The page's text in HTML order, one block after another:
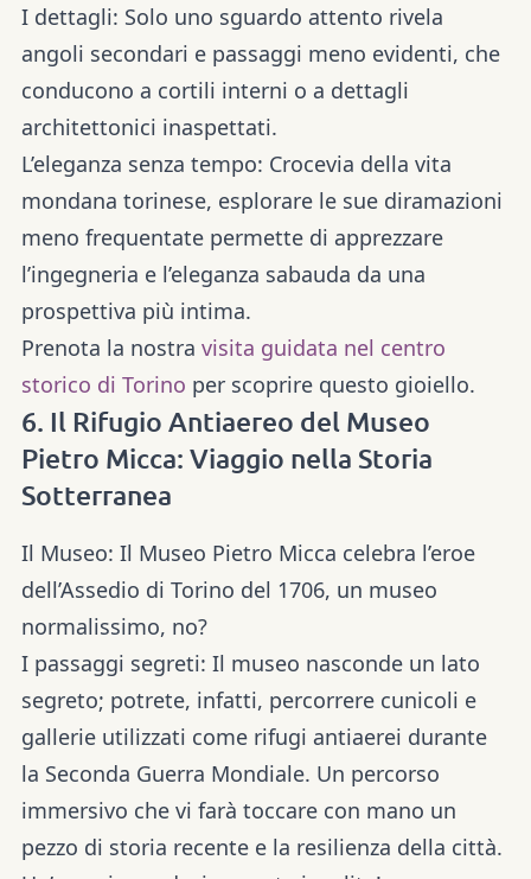
I dettagli: Solo uno sguardo attento rivela
angoli secondari e passaggi meno evidenti, che
conducono a cortili interni o a dettagli
architettonici inaspettati.
L’eleganza senza tempo: Crocevia della vita
mondana torinese, esplorare le sue diramazioni
meno frequentate permette di apprezzare
l’ingegneria e l’eleganza sabauda da una
prospettiva più intima.
Prenota la nostra visita guidata nel centro
storico di Torino per scoprire questo gioiello.
6. Il Rifugio Antiaereo del Museo
Pietro Micca: Viaggio nella Storia
Sotterranea
Il Museo: Il Museo Pietro Micca celebra l’eroe
dell’Assedio di Torino del 1706, un museo
normalissimo, no?
I passaggi segreti: Il museo nasconde un lato
segreto; potrete, infatti, percorrere cunicoli e
gallerie utilizzati come rifugi antiaerei durante
la Seconda Guerra Mondiale. Un percorso
immersivo che vi farà toccare con mano un
pezzo di storia recente e la resilienza della città.